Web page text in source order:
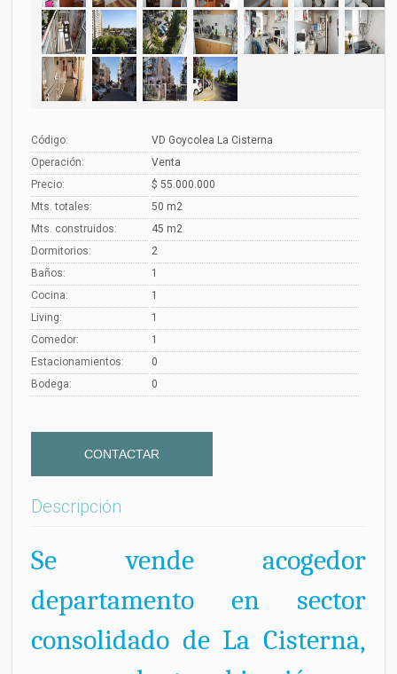
Código:
VD Goycolea La Cisterna
Operación:
Venta
Precio:
$ 55.000.000
Mts. totales:
50 m2
Mts. construidos:
45 m2
Dormitorios:
2
Baños:
1
Cocina:
1
Living:
1
Comedor:
1
Estacionamientos:
0
Bodega:
0
Descripción
Se vende acogedor
departamento en sector
consolidado de La Cisterna,